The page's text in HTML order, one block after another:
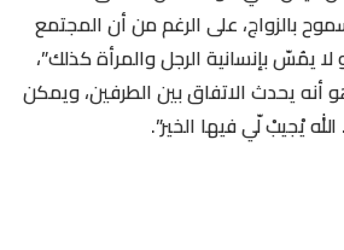
بالزواج، على الرغم من أن المجتمع
يمُسّ بإنسانية الرجل والمرأة كذلك”،
أنه يحدث الاتفاق بين الطرفين، ويمكن
يْجيبْ لّي فيها الخير”.